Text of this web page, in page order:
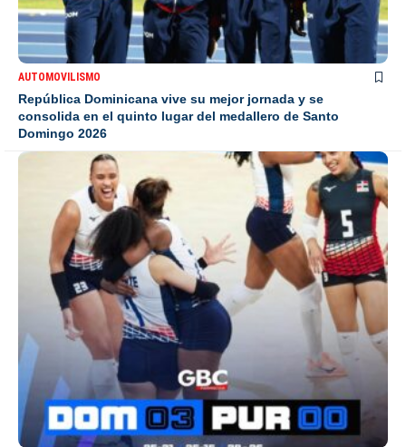
AUTOMOVILISMO
República Dominicana vive su mejor jornada y se
consolida en el quinto lugar del medallero de Santo
Domingo 2026